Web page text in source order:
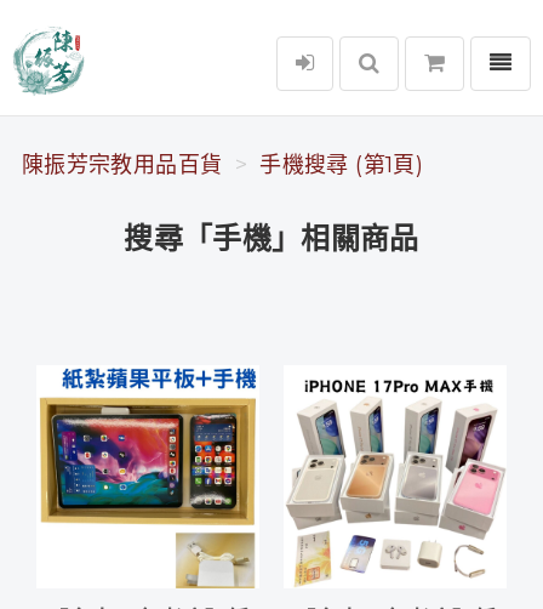
陳振芳宗教用品百貨
選單
陳振芳宗教用品百貨 手機搜尋 (第1頁)
搜尋「手機」相關商品